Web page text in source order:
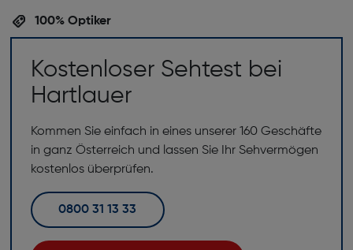
100% Optiker
Kostenloser Sehtest bei
Hartlauer
Kommen Sie einfach in eines unserer 160 Geschäfte
in ganz Österreich und lassen Sie Ihr Sehvermögen
kostenlos überprüfen.
0800 31 13 33